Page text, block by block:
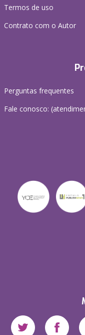
Termos de uso
Contrato com o Autor
Perguntas frequentes
Fale conosco: